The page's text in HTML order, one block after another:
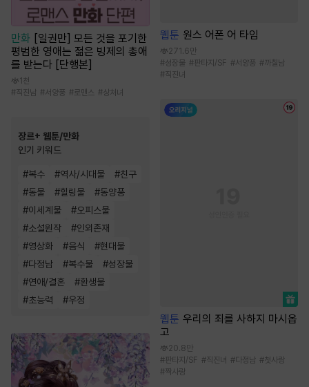
만화 [일권만] 모든 것을 포기한
평범한 영애는 젊은 빙제의 총애
를 받는다 [단행본]
1천
#직진남 #서양풍 #로맨스 #상처녀
장르+ 웹툰/만화
인기 키워드
#복수 #역사/시대물 #친구
#동물 #힐링물 #동양풍
#이세계물 #오피스물
#소설원작 #인외존재
#영상화 #음식 #현대물
#다정남 #복수물 #성장물
#연애/결혼 #환생물
#초능력 #우정
웹툰 원스 어폰 어 타임
271.6만
#성장물 #판타지/SF #서양풍 #까칠남
#직진녀
웹툰 우리의 죄를 사하지 마시옵
고
20.8만
#판타지/SF #직진녀 #다정남 #첫사랑
#짝사랑